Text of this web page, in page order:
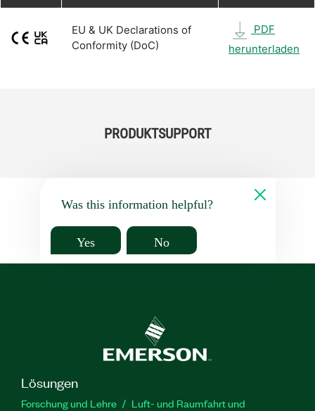
EU & UK Declarations of
Conformity (DoC)
PDF
herunterladen
PRODUKTSUPPORT
Was this information helpful?
Yes No
Lösungen
Forschung und Lehre
Luft- und Raumfahrt und